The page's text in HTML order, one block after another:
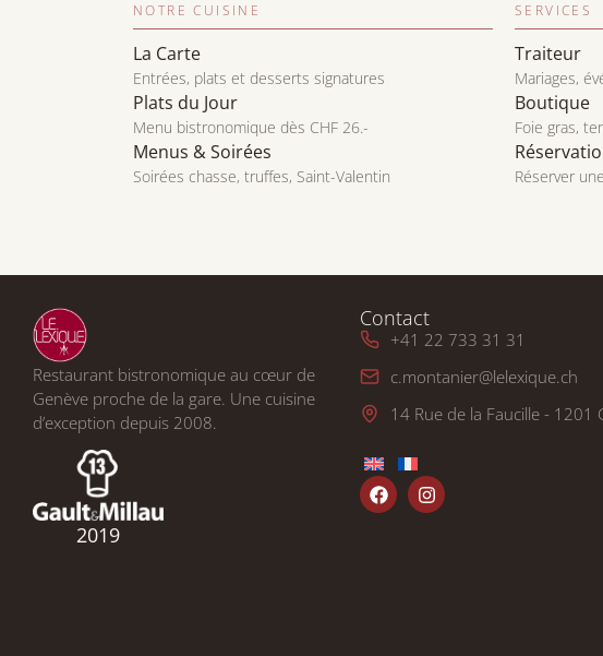
NOTRE CUISINE
La Carte
Entrées, plats et desserts signatures
Plats du Jour
Menu bistronomique dès CHF 26.-
Menus & Soirées
Soirées chasse, truffes, Saint-Valentin
SERVICES
Traiteur
Mariages,
Boutique
Foie gras,
Réserver
Restaurant bistronomique au cœur de
Genève proche de la gare. Une cuisine
d’exception depuis 2008.
2019
Contact
+41 22 733 31 31
c.montanier@lelexique.ch
14 Rue de la Faucille - 1201